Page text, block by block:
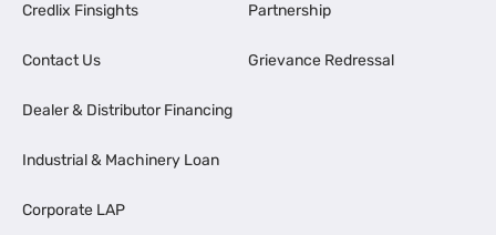
Credlix Finsights
Contact Us
Dealer & Distributor Financing
Industrial & Machinery Loan
Corporate LAP
Partnership
Grievance Redressal